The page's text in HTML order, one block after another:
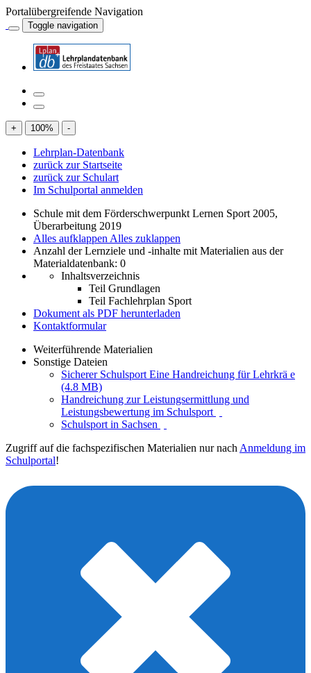
Portalübergreifende Navigation
Toggle navigation
+ 100% -
Lehrplan-Datenbank
zurück zur Startseite
zurück zur Schulart
Im Schulportal anmelden
Schule mit dem Förderschwerpunkt Lernen Sport 2005,
Überarbeitung 2019
Alles aufklappen Alles zuklappen
Anzahl der Lernziele und -inhalte mit Materialien aus der
Materialdatenbank: 0
Inhaltsverzeichnis
Teil Grundlagen
Teil Fachlehrplan Sport
Dokument als PDF herunterladen
Kontaktformular
Weiterführende Materialien
Sonstige Dateien
Sicherer Schulsport Eine Handreichung für Lehrkrä e
(4.8 MB)
Handreichung zur Leistungsermittlung und
Leistungsbewertung im Schulsport
Schulsport in Sachsen
Zugriff auf die fachspezifischen Materialien nur nach Anmeldung im
Schulportal!